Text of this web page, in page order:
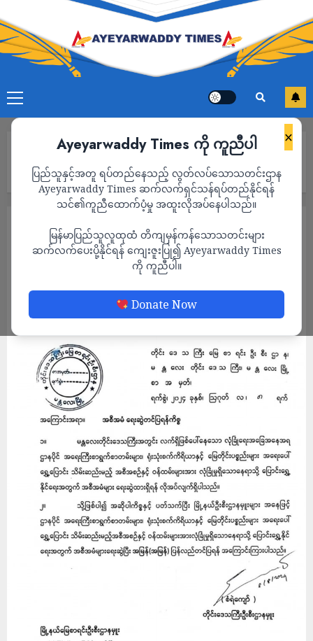
×
Ayeyarwaddy Times ကို ကူညီပါ
ပြည်သူနှင့်အတူ ရပ်တည်နေသည့် လွတ်လပ်သောသတင်းဌာန
Ayeyarwaddy Times ဆက်လက်ရှင်သန်ရပ်တည်နိုင်ရန်
သင်၏ကူညီထောက်ပံ့မှု အထူးလိုအပ်နေပါသည်။
မြန်မာပြည်သူလူထုထံ တိကျမှန်ကန်သောသတင်းများ
ဆက်လက်ပေးပို့နိုင်ရန် ကျေးဇူးပြု၍ Ayeyarwaddy Times
ကို ကူညီပါ။
Donate Now
ပေါ်အမြန်ပြောင်းရွှေ့ရန် စီမံချက်ရေးဆွဲထား
မန္တလေးရှိ စစ်ကောင်စီရုံးဌာနမှဝန်ထမ်းများနှင့်
ရုံးလုပ်ငန်းများ အရေးပေါ်အမြန်ပြောင်းရွှေ့ရန်
စီမံချက်ရေးဆွဲထား
ADMIN AUGUST 9, 2024